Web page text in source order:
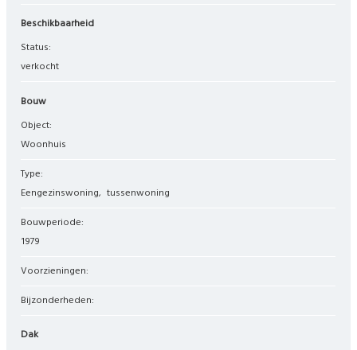
Beschikbaarheid
Status:
verkocht
Bouw
Object:
woonhuis
Type:
eengezinswoning tussenwoning
Bouwperiode:
1979
Voorzieningen:
Bijzonderheden:
Dak